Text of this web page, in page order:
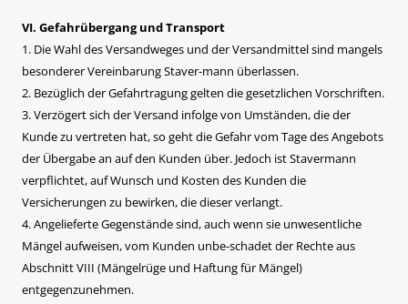
VI. Gefahrübergang und Transport
1. Die Wahl des Versandweges und der Versandmittel sind mangels
besonderer Vereinbarung Staver-mann überlassen.
2. Bezüglich der Gefahrtragung gelten die gesetzlichen Vorschriften.
3. Verzögert sich der Versand infolge von Umständen, die der
Kunde zu vertreten hat, so geht die Gefahr vom Tage des Angebots
der Übergabe an auf den Kunden über. Jedoch ist Stavermann
verpflichtet, auf Wunsch und Kosten des Kunden die
Versicherungen zu bewirken, die dieser verlangt.
4. Angelieferte Gegenstände sind, auch wenn sie unwesentliche
Mängel aufweisen, vom Kunden unbe-schadet der Rechte aus
Abschnitt VIII (Mängelrüge und Haftung für Mängel)
entgegenzunehmen.